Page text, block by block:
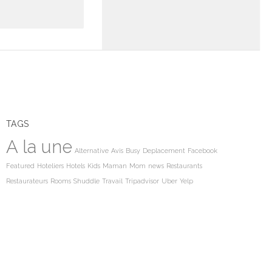
TAGS
A la une Alternative Avis Busy Deplacement Facebook
Featured Hoteliers Hotels Kids Maman Mom news Restaurants
Restaurateurs Rooms Shuddle Travail Tripadvisor Uber Yelp